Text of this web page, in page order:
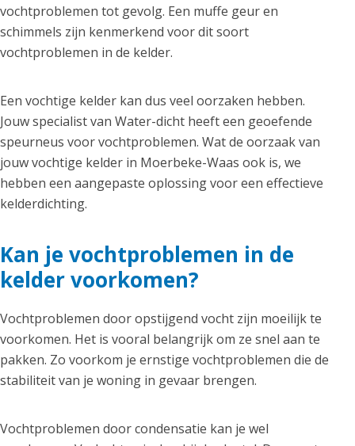
vochtproblemen tot gevolg. Een muffe geur en
schimmels zijn kenmerkend voor dit soort
vochtproblemen in de kelder.
Een vochtige kelder kan dus veel oorzaken hebben.
Jouw specialist van Water-dicht heeft een geoefende
speurneus voor vochtproblemen. Wat de oorzaak van
jouw vochtige kelder in Moerbeke-Waas ook is, we
hebben een aangepaste oplossing voor een effectieve
kelderdichting.
Kan je vochtproblemen in de
kelder voorkomen?
Vochtproblemen door opstijgend vocht zijn moeilijk te
voorkomen. Het is vooral belangrijk om ze snel aan te
pakken. Zo voorkom je ernstige vochtproblemen die de
stabiliteit van je woning in gevaar brengen.
Vochtproblemen door condensatie kan je wel